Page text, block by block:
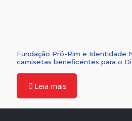
Fundação Pró-Rim e Identidade
camisetas beneficentes para o
Leia mais